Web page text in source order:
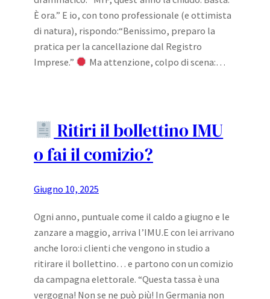
È ora.” E io, con tono professionale (e ottimista
di natura), rispondo:“Benissimo, preparo la
pratica per la cancellazione dal Registro
Imprese.”
Ma attenzione, colpo di scena:…
Ritiri il bollettino IMU
o fai il comizio?
Giugno 10, 2025
Ogni anno, puntuale come il caldo a giugno e le
zanzare a maggio, arriva l’IMU.E con lei arrivano
anche loro:i clienti che vengono in studio a
ritirare il bollettino… e partono con un comizio
da campagna elettorale. “Questa tassa è una
vergogna! Non se ne può più! In Germania non